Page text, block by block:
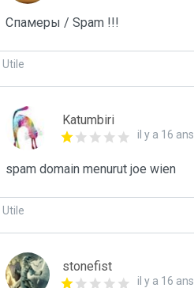
Спамеры / Spam !!!
Utile
Katumbiri
il y a 16 ans
spam domain menurut joe wien
Utile
stonefist
il y a 16 ans